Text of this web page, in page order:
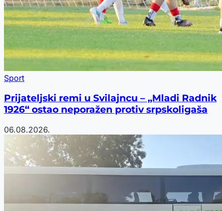
Sport
Prijateljski remi u Svilajncu – „Mladi Radnik
1926“ ostao neporažen protiv srpskoligaša
06.08.2026.